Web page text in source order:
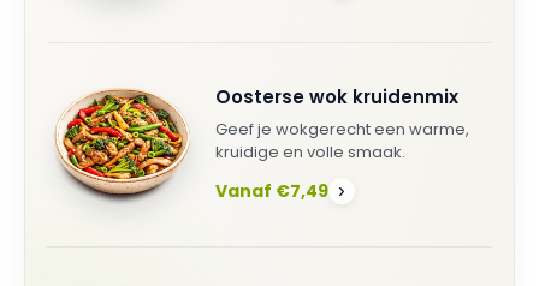
Oosterse wok kruidenmix
Geef je wokgerecht een warme,
kruidige en volle smaak.
Vanaf €7,49 ›